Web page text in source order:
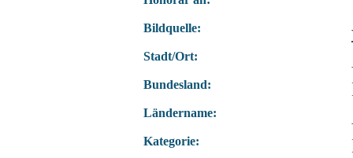
Bildquelle:
Stadt/Ort:
Bundesland:
Ländername:
Kategorie: